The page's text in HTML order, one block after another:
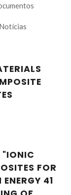
Notícias
"IONIC
FOR
41